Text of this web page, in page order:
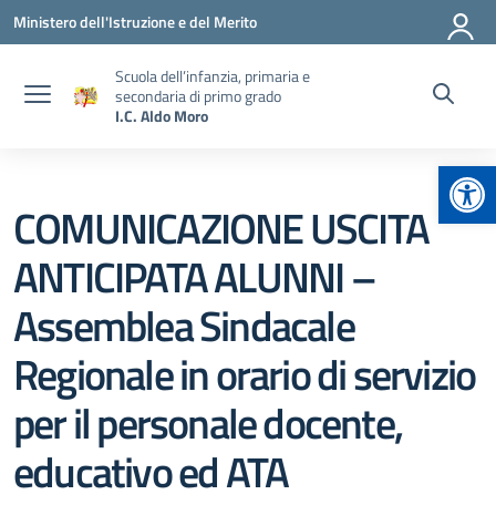
Vai ai contenuti
Vai al menu di navigazione
Vai al footer
Ministero dell'Istruzione e del Merito
Scuola dell’infanzia, primaria e
secondaria di primo grado
I.C. Aldo Moro
COMUNICAZIONE USCITA
ANTICIPATA ALUNNI –
Assemblea Sindacale
Regionale in orario di servizio
per il personale docente,
educativo ed ATA